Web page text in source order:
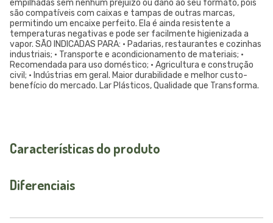
empilhadas sem nenhum prejuízo ou dano ao seu formato, pois
são compatíveis com caixas e tampas de outras marcas,
permitindo um encaixe perfeito. Ela é ainda resistente a
temperaturas negativas e pode ser facilmente higienizada a
vapor. SÃO INDICADAS PARA: • Padarias, restaurantes e cozinhas
industriais; • Transporte e acondicionamento de materiais; •
Recomendada para uso doméstico; • Agricultura e construção
civil; • Indústrias em geral. Maior durabilidade e melhor custo-
benefício do mercado. Lar Plásticos, Qualidade que Transforma.
Características do produto
Diferenciais